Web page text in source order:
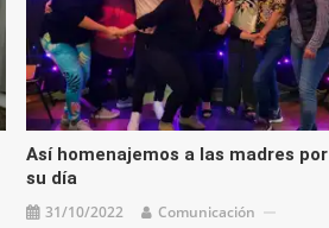
Así homenajemos a las madres por
su día
31/10/2022 Comunicación